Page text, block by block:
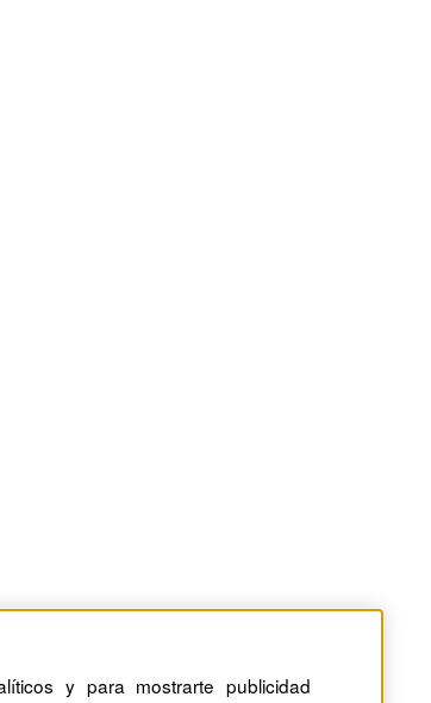
y para mostrarte publicidad